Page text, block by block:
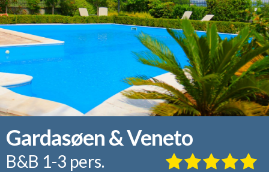
Gardasøen & Veneto
B&B 1-3 pers.